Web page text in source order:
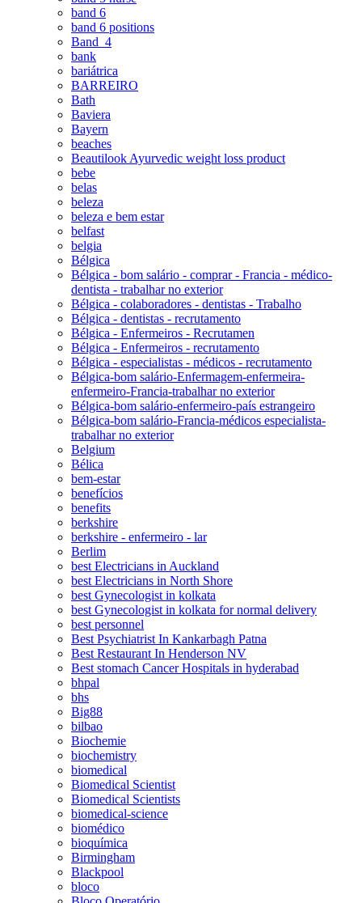
band 6
band 6 positions
Band_4
bank
bariátrica
BARREIRO
Bath
Baviera
Bayern
beaches
Beautilook Ayurvedic weight loss product
bebe
belas
beleza
beleza e bem estar
belfast
belgia
Bélgica
Bélgica - bom salário - comprar - Francia - médico-
dentista - trabalhar no exterior
Bélgica - colaboradores - dentistas - Trabalho
Bélgica - dentistas - recrutamento
Bélgica - Enfermeiros - Recrutamen
Bélgica - Enfermeiros - recrutamento
Bélgica - especialistas - médicos - recrutamento
Bélgica-bom salário-Enfermagem-enfermeira-
enfermeiro-Francia-trabalhar no exterior
Bélgica-bom salário-enfermeiro-país estrangeiro
Bélgica-bom salário-Francia-médicos especialista-
trabalhar no exterior
Belgium
Bélica
bem-estar
benefícios
benefits
berkshire
berkshire - enfermeiro - lar
Berlim
best Electricians in Auckland
best Electricians in North Shore
best Gynecologist in kolkata
best Gynecologist in kolkata for normal delivery
best personnel
Best Psychiatrist In Kankarbagh Patna
Best Restaurant In Henderson NV
Best stomach Cancer Hospitals in hyderabad
bhpal
bhs
Big88
bilbao
Biochemie
biochemistry
biomedical
Biomedical Scientist
Biomedical Scientists
biomedical-science
biomédico
bioquímica
Birmingham
Blackpool
bloco